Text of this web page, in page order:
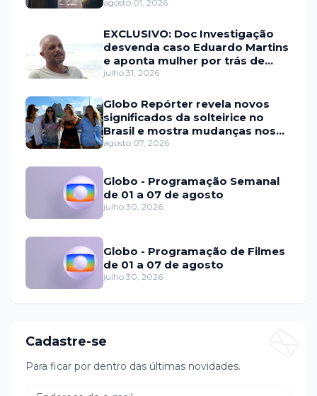
agosto 01, 2026
EXCLUSIVO: Doc Investigação
desvenda caso Eduardo Martins
e aponta mulher por trás de
fraude internacional
julho 31, 2026
Globo Repórter revela novos
significados da solteirice no
Brasil e mostra mudanças nos
relacionamentos
agosto 07, 2026
Globo - Programação Semanal
de 01 a 07 de agosto
julho 30, 2026
Globo - Programação de Filmes
de 01 a 07 de agosto
julho 30, 2026
Cadastre-se
Para ficar por dentro das últimas novidades.